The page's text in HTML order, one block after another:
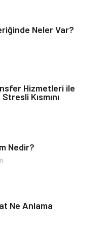
Spor
Tatil
Müzik
Neler Var?
Hizmetleri ile
Kısmını
Nedir?
Ne Anlama